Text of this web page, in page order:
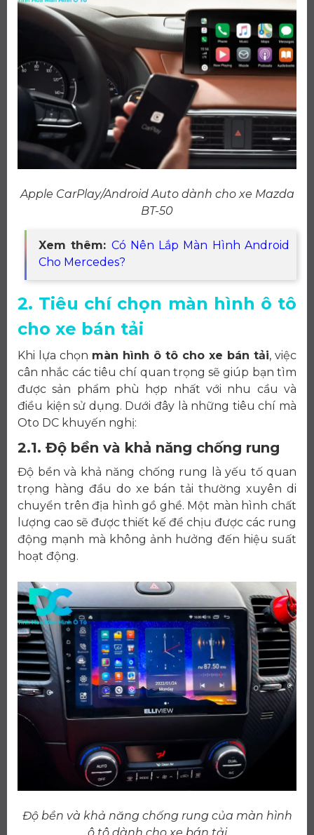
Apple CarPlay/Android Auto dành cho xe Mazda
BT-50
Xem thêm: Có Nên Lắp Màn Hình Android
Cho Mercedes?
2. Tiêu chí chọn màn hình ô tô
cho xe bán tải
Khi lựa chọn màn hình ô tô cho xe bán tải, việc
cân nhắc các tiêu chí quan trọng sẽ giúp bạn tìm
được sản phẩm phù hợp nhất với nhu cầu và
điều kiện sử dụng. Dưới đây là những tiêu chí mà
Oto DC khuyến nghị:
2.1. Độ bền và khả năng chống rung
Độ bền và khả năng chống rung là yếu tố quan
trọng hàng đầu do xe bán tải thường xuyên di
chuyển trên địa hình gồ ghề. Một màn hình chất
lượng cao sẽ được thiết kế để chịu được các rung
động mạnh mà không ảnh hưởng đến hiệu suất
hoạt động.
Độ bền và khả năng chống rung của màn hình